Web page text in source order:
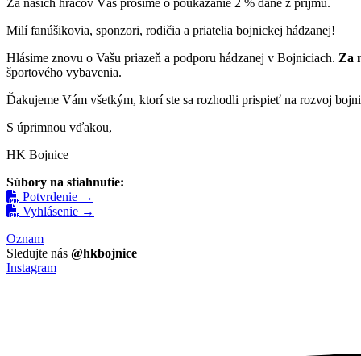
Za našich hráčov Vás prosíme o poukázanie 2 % dane z príjmu.
Milí fanúšikovia, sponzori, rodičia a priatelia bojnickej hádzanej!
Hlásime znovu o Vašu priazeň a podporu hádzanej v Bojniciach. Za
športového vybavenia.
Ďakujeme Vám všetkým, ktorí ste sa rozhodli prispieť na rozvoj
S úprimnou vďakou,
HK Bojnice
Súbory na stiahnutie:
Potvrdenie →
Vyhlásenie →
Oznam
Sledujte nás @hkbojnice
Instagram